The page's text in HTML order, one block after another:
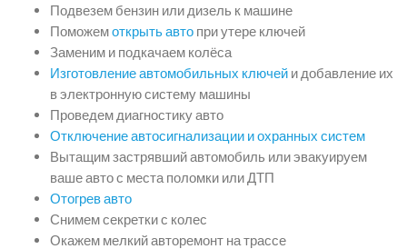
Подвезем бензин или дизель к машине
Поможемоткрыть авто при утере ключей
Заменим и подкачаем колёса
Изготовление автомобильных ключей и добавление их
в электронную систему машины
Проведем диагностику авто
Отключение автосигнализации и охранных систем
Вытащим застрявший автомобиль или эвакуируем
ваше авто с места поломки или ДТП
Отогрев авто
Снимем секретки с колес
Окажем мелкий авторемонт на трассе